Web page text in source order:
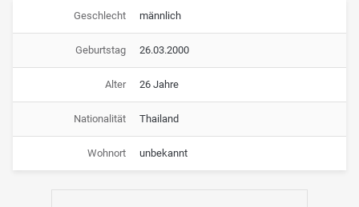
Geschlecht männlich
Geburtstag 26.03.2000
Alter 26 Jahre
Nationalität Thailand
Wohnort unbekannt